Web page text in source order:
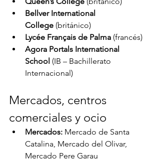
Bellver International
College (británico)
Lycée Français de Palma (francés)
Agora Portals International
School (IB – Bachillerato
Internacional)
Mercados, centros
comerciales y ocio
Mercados: Mercado de Santa
Catalina, Mercado del Olivar,
Mercado Pere Garau